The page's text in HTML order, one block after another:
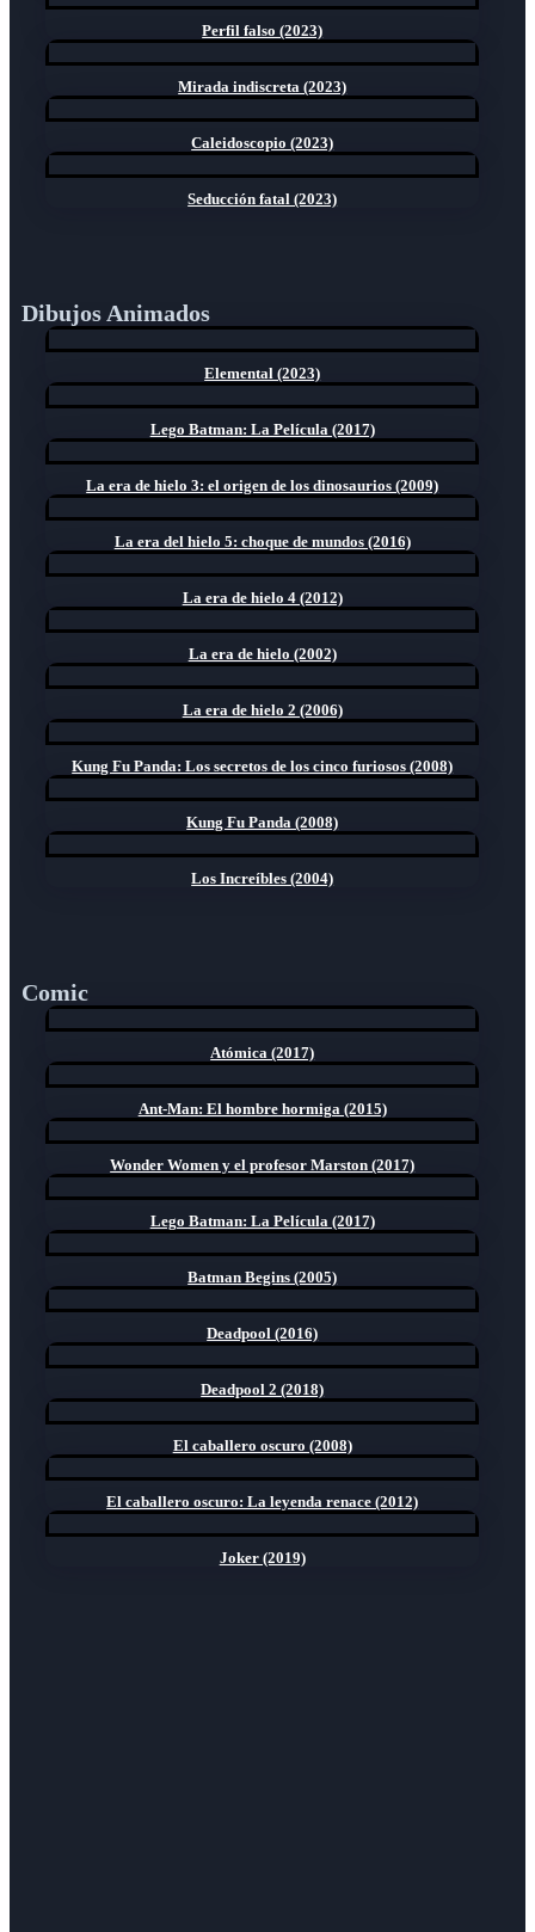
Perfil falso (2023)
Mirada indiscreta (2023)
Caleidoscopio (2023)
Seducción fatal (2023)
Dibujos Animados
Elemental (2023)
Lego Batman: La Película (2017)
La era de hielo 3: el origen de los dinosaurios (2009)
La era del hielo 5: choque de mundos (2016)
La era de hielo 4 (2012)
La era de hielo (2002)
La era de hielo 2 (2006)
Kung Fu Panda: Los secretos de los cinco furiosos (2008)
Kung Fu Panda (2008)
Los Increíbles (2004)
Comic
Atómica (2017)
Ant-Man: El hombre hormiga (2015)
Wonder Women y el profesor Marston (2017)
Lego Batman: La Película (2017)
Batman Begins (2005)
Deadpool (2016)
Deadpool 2 (2018)
El caballero oscuro (2008)
El caballero oscuro: La leyenda renace (2012)
Joker (2019)